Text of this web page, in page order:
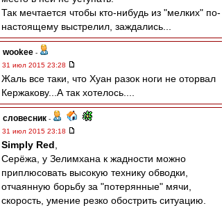
Так мечтается чтобы кто-нибудь из "мелких" по-
настоящему выстрелил, заждались...
wookee -
31 июл 2015 23:28
Жаль все таки, что Хуан разок ноги не оторвал
Кержакову...А так хотелось....
словесник -
31 июл 2015 23:18
Simply Red
Серёжа, у Зелимхана к жадности можно
приплюсовать высокую технику обводки,
отчаянную борьбу за "потерянные" мячи,
скорость, умение резко обострить ситуацию.